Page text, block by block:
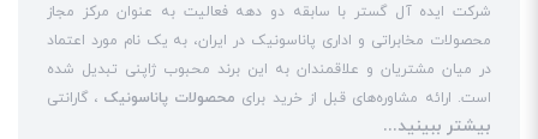
شرکت ایده آل گستر با سابقه دو دهه فعالیت به عنوان مرکز مجاز
محصولات مخابراتی و اداری پاناسونیک در ایران، به یک نام مورد اعتماد
در میان مشتریان و علاقمندان به این برند محبوب ژاپنی تبدیل شده
است. ارائه مشاوره‌های قبل از خرید برای محصولات پاناسونیک ، گارانتی
18 ماهه معتبر و شرکتی برای کلیه محصولات عرضه شده و تعهد کامل
بیشتر ببینید...